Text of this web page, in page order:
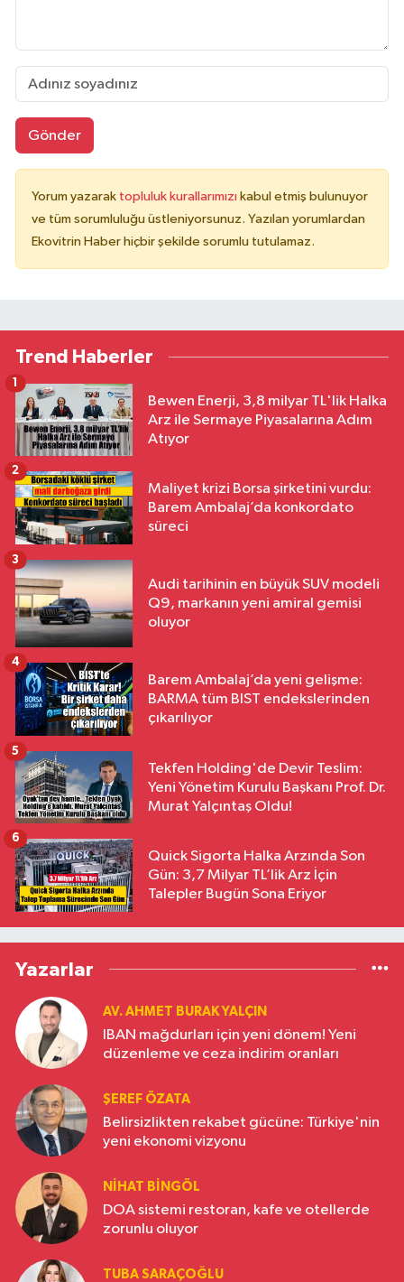
Gönder
Yorum yazarak topluluk kurallarımızı kabul etmiş bulunuyor
ve tüm sorumluluğu üstleniyorsunuz. Yazılan yorumlardan
Ekovitrin Haber hiçbir şekilde sorumlu tutulamaz.
Trend Haberler
Bewen Enerji, 3,8 milyar TL'lik Halka
Arz ile Sermaye Piyasalarına Adım
Atıyor
1
Maliyet krizi Borsa şirketini vurdu:
Barem Ambalaj’da konkordato
süreci
2
Audi tarihinin en büyük SUV modeli
Q9, markanın yeni amiral gemisi
oluyor
3
Barem Ambalaj’da yeni gelişme:
BARMA tüm BIST endekslerinden
çıkarılıyor
4
Tekfen Holding'de Devir Teslim:
Yeni Yönetim Kurulu Başkanı Prof. Dr.
Murat Yalçıntaş Oldu!
5
Quick Sigorta Halka Arzında Son
Gün: 3,7 Milyar TL’lik Arz İçin
Talepler Bugün Sona Eriyor
6
Yazarlar
AV. AHMET BURAK YALÇIN
IBAN mağdurları için yeni dönem! Yeni
düzenleme ve ceza indirim oranları
ŞEREF ÖZATA
Belirsizlikten rekabet gücüne: Türkiye'nin
yeni ekonomi vizyonu
NIHAT BINGÖL
DOA sistemi restoran, kafe ve otellerde
zorunlu oluyor
TUBA SARAÇOĞLU